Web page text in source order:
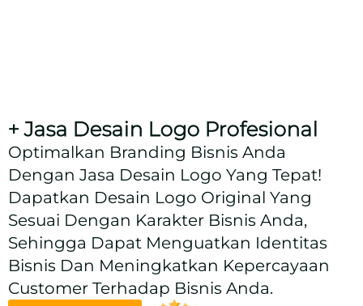
+ Jasa Desain Logo Profesional
Optimalkan Branding Bisnis Anda
Dengan Jasa Desain Logo Yang Tepat!
Dapatkan Desain Logo Original Yang
Sesuai Dengan Karakter Bisnis Anda,
Sehingga Dapat Menguatkan Identitas
Bisnis Dan Meningkatkan Kepercayaan
Customer Terhadap Bisnis Anda.